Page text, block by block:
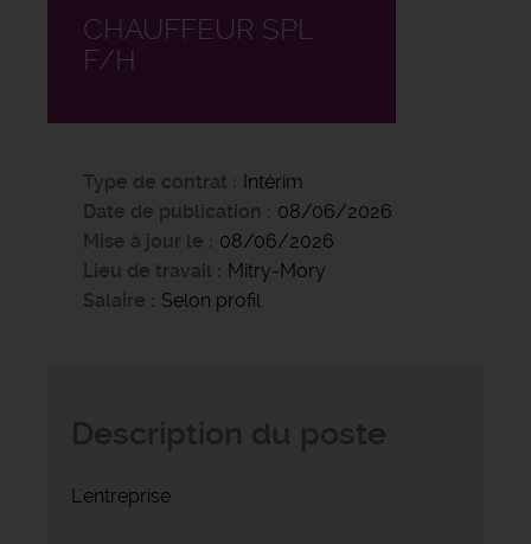
CHAUFFEUR SPL
F/H
Type de contrat
Intérim
Date de publication
08/06/2026
Mise à jour le
08/06/2026
Lieu de travail
Mitry-Mory
Salaire
Selon profil
L'entreprise